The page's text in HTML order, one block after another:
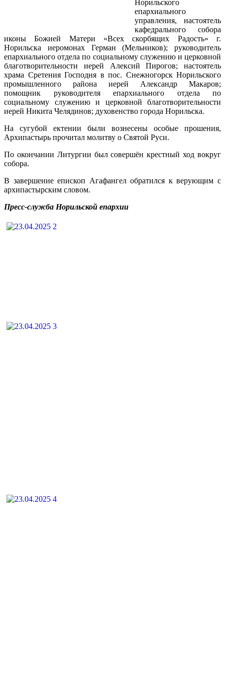
Норильского
епархиального
управления, настоятель
кафедрального собора
иконы Божией Матери «Всех скорбящих Радость» г.
Норильска иеромонах Герман (Мельников); руководитель
епархиального отдела по социальному служению и церковной
благотворительности иерей Алексий Пирогов; настоятель
храма Сретения Господня в пос. Снежногорск Норильского
промышленного района иерей Александр Макаров;
помощник руководителя епархиального отдела по
социальному служению и церковной благотворительности
иерей Никита Челядинов; духовенство города Норильска.
На сугубой ектении были вознесены особые прошения,
Архипастырь прочитал молитву о Святой Руси.
По окончании Литургии был совершён крестный ход вокруг
собора.
В завершение епископ Агафангел обратился к верующим с
архипастырским словом.
Пресс-служба Норильской епархии